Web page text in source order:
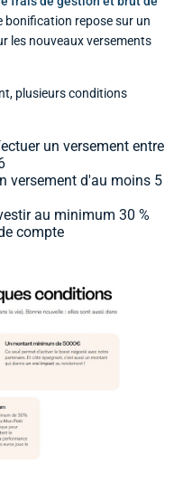
bonification repose sur un
les nouveaux versements
plusieurs conditions
un versement entre
versement d'au moins 5
au minimum 30 %
compte